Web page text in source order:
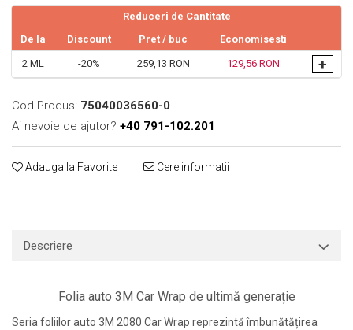
Serigrafie
Supralaminare
Polimeric
Cast
Speciale
Folie transfer
Reduceri de Cantitate
De la
Discount Pret / buc Economisesti
2 ML -20% 259,13 RON 129,56 RON +
Cod Produs: 75040036560-0
Ai nevoie de ajutor? +40 791-102.201
Adauga la Favorite Cere informatii
Descriere
Folia auto 3M Car Wrap de ultimă generație
Seria foliilor auto 3M 2080 Car Wrap reprezintă îmbunătățirea